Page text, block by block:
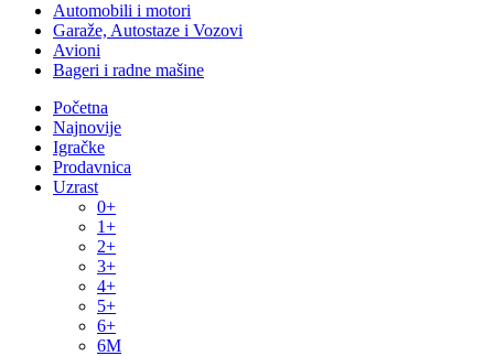
Automobili i motori
Garaže, Autostaze i Vozovi
Avioni
Bageri i radne mašine
Početna
Najnovije
Igračke
Prodavnica
Uzrast
0+
1+
2+
3+
4+
5+
6+
6M